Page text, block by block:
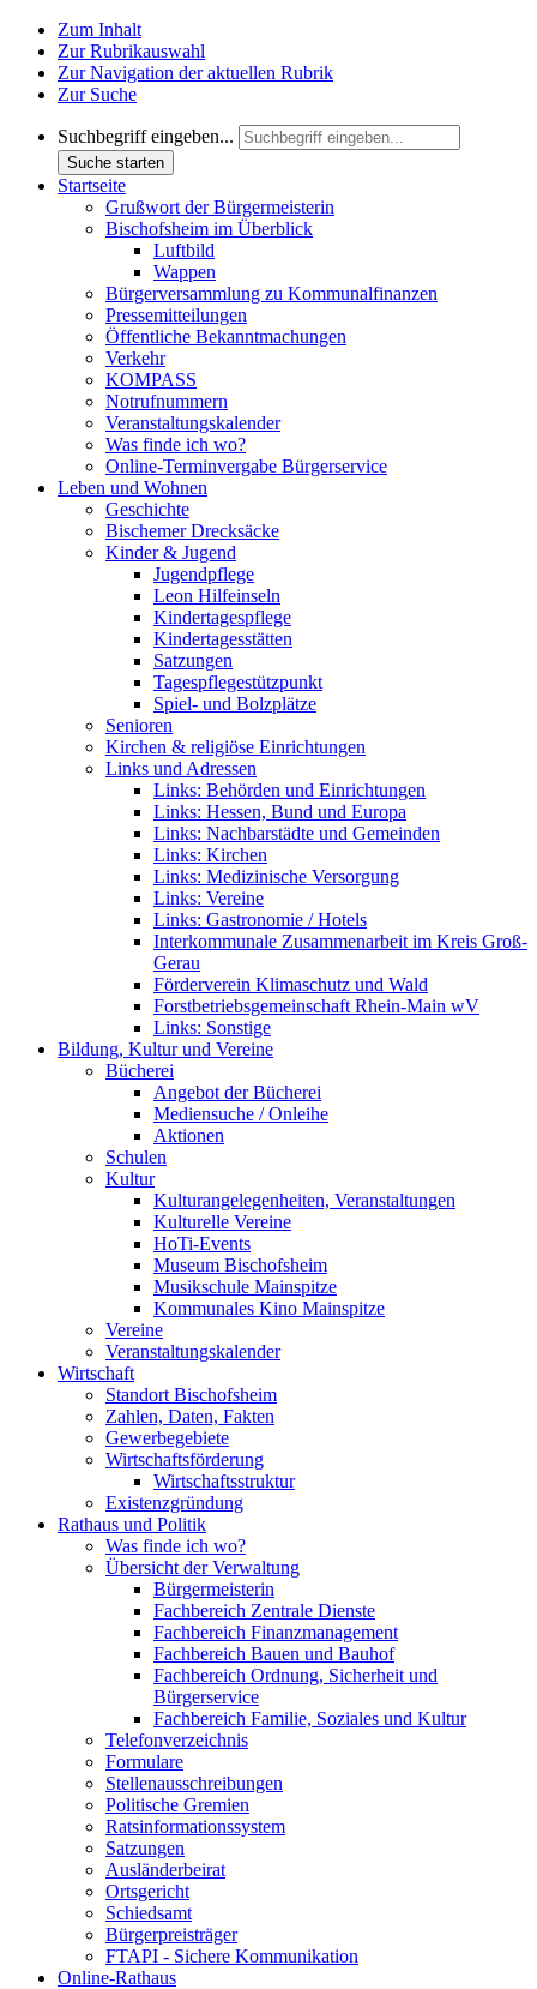
Zum Inhalt
Zur Rubrikauswahl
Zur Navigation der aktuellen Rubrik
Zur Suche
Suchbegriff eingeben...
Suche starten
Startseite
Grußwort der Bürgermeisterin
Bischofsheim im Überblick
Luftbild
Wappen
Bürgerversammlung zu Kommunalfinanzen
Pressemitteilungen
Öffentliche Bekanntmachungen
Verkehr
KOMPASS
Notrufnummern
Veranstaltungskalender
Was finde ich wo?
Online-Terminvergabe Bürgerservice
Leben und Wohnen
Geschichte
Bischemer Drecksäcke
Kinder & Jugend
Jugendpflege
Leon Hilfeinseln
Kindertagespflege
Kindertagesstätten
Satzungen
Tagespflegestützpunkt
Spiel- und Bolzplätze
Senioren
Kirchen & religiöse Einrichtungen
Links und Adressen
Links: Behörden und Einrichtungen
Links: Hessen, Bund und Europa
Links: Nachbarstädte und Gemeinden
Links: Kirchen
Links: Medizinische Versorgung
Links: Vereine
Links: Gastronomie / Hotels
Interkommunale Zusammenarbeit im Kreis Groß-
Gerau
Förderverein Klimaschutz und Wald
Forstbetriebsgemeinschaft Rhein-Main wV
Links: Sonstige
Bildung, Kultur und Vereine
Bücherei
Angebot der Bücherei
Mediensuche / Onleihe
Aktionen
Schulen
Kultur
Kulturangelegenheiten, Veranstaltungen
Kulturelle Vereine
HoTi-Events
Museum Bischofsheim
Musikschule Mainspitze
Kommunales Kino Mainspitze
Vereine
Veranstaltungskalender
Wirtschaft
Standort Bischofsheim
Zahlen, Daten, Fakten
Gewerbegebiete
Wirtschaftsförderung
Wirtschaftsstruktur
Existenzgründung
Rathaus und Politik
Was finde ich wo?
Übersicht der Verwaltung
Bürgermeisterin
Fachbereich Zentrale Dienste
Fachbereich Finanzmanagement
Fachbereich Bauen und Bauhof
Fachbereich Ordnung, Sicherheit und
Bürgerservice
Fachbereich Familie, Soziales und Kultur
Telefonverzeichnis
Formulare
Stellenausschreibungen
Politische Gremien
Ratsinformationssystem
Satzungen
Ausländerbeirat
Ortsgericht
Schiedsamt
Bürgerpreisträger
FTAPI - Sichere Kommunikation
Online-Rathaus